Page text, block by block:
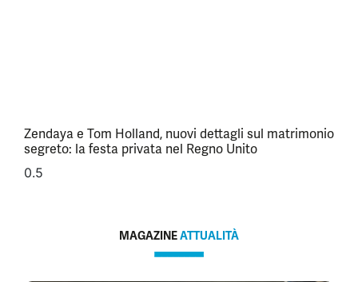
Zendaya e Tom Holland, nuovi dettagli sul matrimonio
segreto: la festa privata nel Regno Unito
MAGAZINEATTUALITÀ